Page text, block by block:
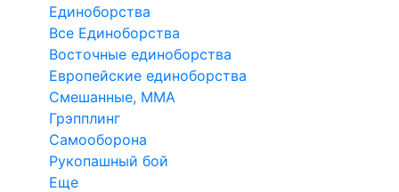
Единоборства
Все Единоборства
Восточные единоборства
Европейские единоборства
Смешанные, ММА
Грэпплинг
Самооборона
Рукопашный бой
Еще